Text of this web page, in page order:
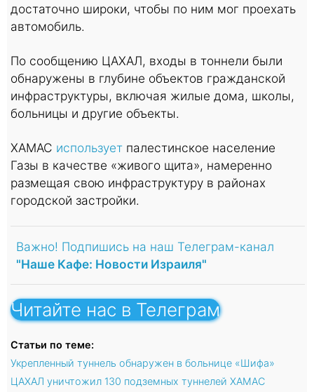
достаточно широки, чтобы по ним мог проехать
автомобиль.
По сообщению ЦАХАЛ, входы в тоннели были
обнаружены в глубине объектов гражданской
инфраструктуры, включая жилые дома, школы,
больницы и другие объекты.
ХАМАС использует палестинское население
Газы в качестве «живого щита», намеренно
размещая свою инфраструктуру в районах
городской застройки.
Важно! Подпишись на наш Телеграм-канал
"Наше Кафе: Новости Израиля"
Читайте нас в Телеграм
Статьи по теме:
Укрепленный туннель обнаружен в больнице «Шифа»
ЦАХАЛ уничтожил 130 подземных туннелей ХАМАС